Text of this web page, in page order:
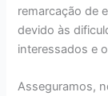
remarcação de
devido às
interessados e
Asseguramos,